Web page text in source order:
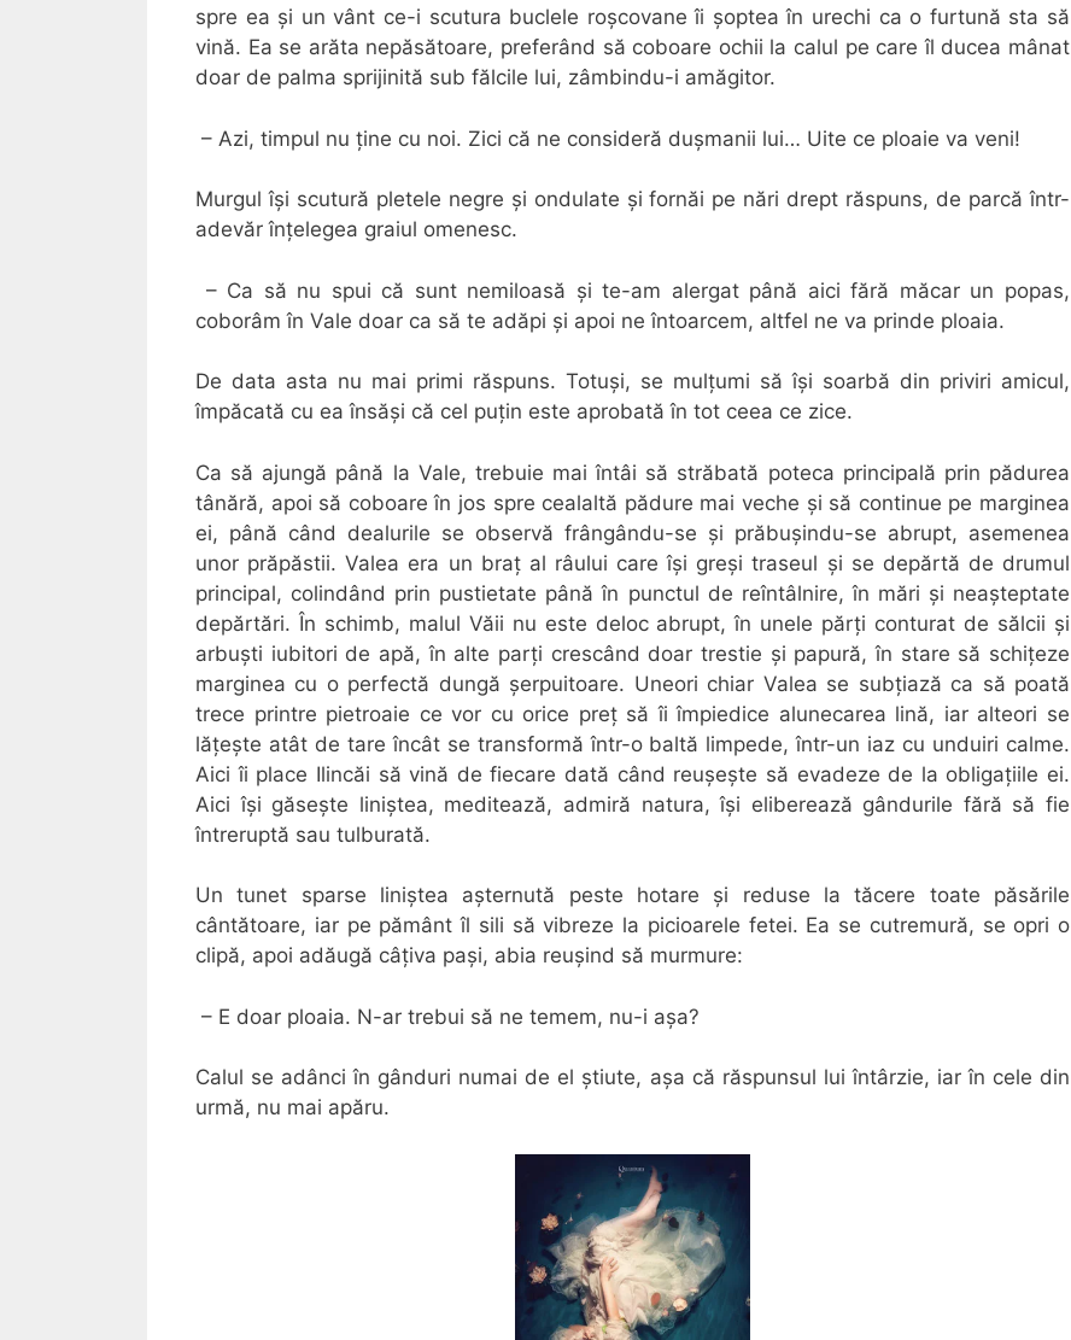
spre ea și un vânt ce-i scutura buclele roșcovane îi șoptea în urechi ca o furtună sta să
vină. Ea se arăta nepăsătoare, preferând să coboare ochii la calul pe care îl ducea mânat
doar de palma sprijinită sub fălcile lui, zâmbindu-i amăgitor.
– Azi, timpul nu ține cu noi. Zici că ne consideră dușmanii lui… Uite ce ploaie va veni!
Murgul își scutură pletele negre și ondulate și fornăi pe nări drept răspuns, de parcă într-
adevăr înțelegea graiul omenesc.
– Ca să nu spui că sunt nemiloasă și te-am alergat până aici fără măcar un popas,
coborâm în Vale doar ca să te adăpi și apoi ne întoarcem, altfel ne va prinde ploaia.
De data asta nu mai primi răspuns. Totuși, se mulțumi să își soarbă din priviri amicul,
împăcată cu ea însăși că cel puțin este aprobată în tot ceea ce zice.
Ca să ajungă până la Vale, trebuie mai întâi să străbată poteca principală prin pădurea
tânără, apoi să coboare în jos spre cealaltă pădure mai veche și să continue pe marginea
ei, până când dealurile se observă frângându-se și prăbușindu-se abrupt, asemenea
unor prăpăstii. Valea era un braț al râului care își greși traseul și se depărtă de drumul
principal, colindând prin pustietate până în punctul de reîntâlnire, în mări și neașteptate
depărtări. În schimb, malul Văii nu este deloc abrupt, în unele părți conturat de sălcii și
arbuști iubitori de apă, în alte parți crescând doar trestie și papură, în stare să schițeze
marginea cu o perfectă dungă șerpuitoare. Uneori chiar Valea se subțiază ca să poată
trece printre pietroaie ce vor cu orice preț să îi împiedice alunecarea lină, iar alteori se
lățește atât de tare încât se transformă într-o baltă limpede, într-un iaz cu unduiri calme.
Aici îi place Ilincăi să vină de fiecare dată când reușește să evadeze de la obligațiile ei.
Aici își găsește liniștea, meditează, admiră natura, își eliberează gândurile fără să fie
întreruptă sau tulburată.
Un tunet sparse liniștea așternută peste hotare și reduse la tăcere toate păsările
cântătoare, iar pe pământ îl sili să vibreze la picioarele fetei. Ea se cutremură, se opri o
clipă, apoi adăugă câțiva pași, abia reușind să murmure:
– E doar ploaia. N-ar trebui să ne temem, nu-i așa?
Calul se adânci în gânduri numai de el știute, așa că răspunsul lui întârzie, iar în cele din
urmă, nu mai apăru.